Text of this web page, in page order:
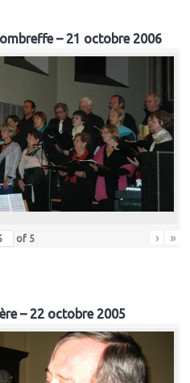
– 21 octobre 2006
of 5 › »
– 22 octobre 2005